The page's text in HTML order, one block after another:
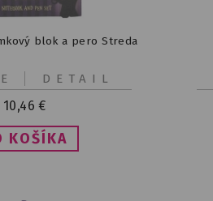
blok a pero Streda
10,46 €
DETAIL